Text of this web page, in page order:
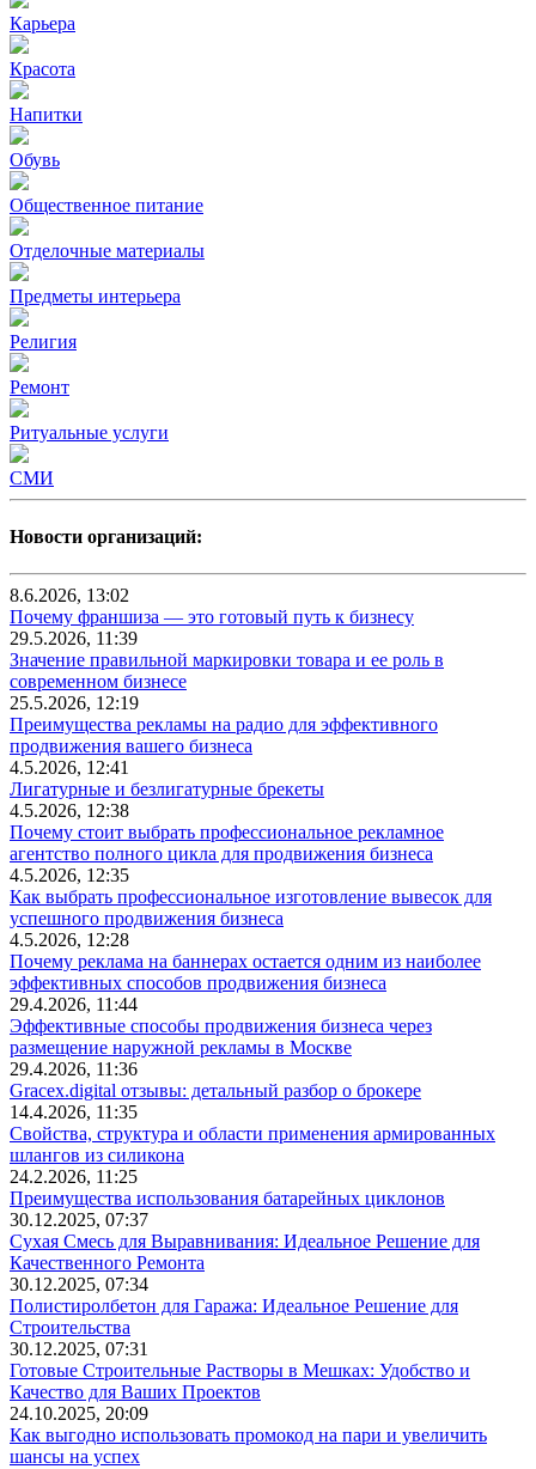
Карьера
Красота
Напитки
Обувь
Общественное питание
Отделочные материалы
Предметы интерьера
Религия
Ремонт
Ритуальные услуги
СМИ
Новости организаций:
8.6.2026, 13:02
Почему франшиза — это готовый путь к бизнесу
29.5.2026, 11:39
Значение правильной маркировки товара и ее роль в
современном бизнесе
25.5.2026, 12:19
Преимущества рекламы на радио для эффективного
продвижения вашего бизнеса
4.5.2026, 12:41
Лигатурные и безлигатурные брекеты
4.5.2026, 12:38
Почему стоит выбрать профессиональное рекламное
агентство полного цикла для продвижения бизнеса
4.5.2026, 12:35
Как выбрать профессиональное изготовление вывесок для
успешного продвижения бизнеса
4.5.2026, 12:28
Почему реклама на баннерах остается одним из наиболее
эффективных способов продвижения бизнеса
29.4.2026, 11:44
Эффективные способы продвижения бизнеса через
размещение наружной рекламы в Москве
29.4.2026, 11:36
Gracex.digital отзывы: детальный разбор о брокере
14.4.2026, 11:35
Свойства, структура и области применения армированных
шлангов из силикона
24.2.2026, 11:25
Преимущества использования батарейных циклонов
30.12.2025, 07:37
Сухая Смесь для Выравнивания: Идеальное Решение для
Качественного Ремонта
30.12.2025, 07:34
Полистиролбетон для Гаража: Идеальное Решение для
Строительства
30.12.2025, 07:31
Готовые Строительные Растворы в Мешках: Удобство и
Качество для Ваших Проектов
24.10.2025, 20:09
Как выгодно использовать промокод на пари и увеличить
шансы на успех